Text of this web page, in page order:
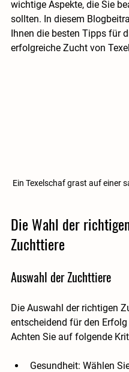
wichtige Aspekte, die Sie
sollten. In diesem
Ihnen die besten Tipps für
erfolgreiche Zucht von
Ein Texelschaf grast auf einer
Die Wahl der
Zuchttiere
Auswahl der Zuchttiere
Die Auswahl der richtigen
entscheidend für den
Achten Sie auf folgende
Gesundheit: Wählen